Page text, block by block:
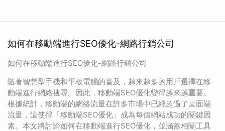
如何在移動端進行SEO優化-網路行銷公司
如何在移動端進行SEO優化-網路行銷公司
隨著智慧型手機和平板電腦的普及，越來越多的用戶選擇在移
動端進行網絡搜尋。因此，移動端SEO優化變得越來越重要。
根據統計，移動端的網絡流量在許多市場中已經超過了桌面端
流量，這使得「移動端SEO優化」成為每個網站成功的關鍵因
素。本文將討論如何在移動端進行SEO優化，並涵蓋相關工具